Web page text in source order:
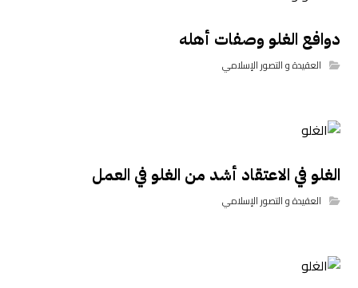
دوافع الغلو وصفات أهله
العقيدة و التصور الإسلامي
الغلو في الاعتقاد أشد من الغلو في العمل
العقيدة و التصور الإسلامي